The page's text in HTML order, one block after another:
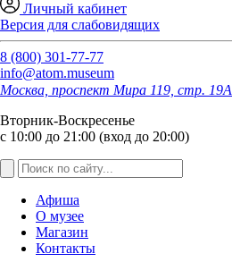
Личный кабинет
Версия для слабовидящих
8 (800) 301-77-77
info@atom.museum
Москва, проспект Мира 119, стр. 19А
Вторник-Воскресенье
с 10:00 до 21:00 (вход до 20:00)
Афиша
О музее
Магазин
Контакты